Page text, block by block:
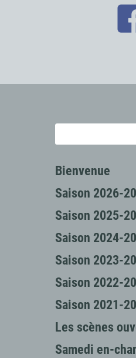
Bienvenue
Saison 2026-
Saison 2025-
Saison 2024-
Saison 2023-
Saison 2022-
Saison 2021-
Les scènes
Samedi en-